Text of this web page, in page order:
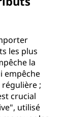
les plus
la
empêche
;
crucial
utilisé